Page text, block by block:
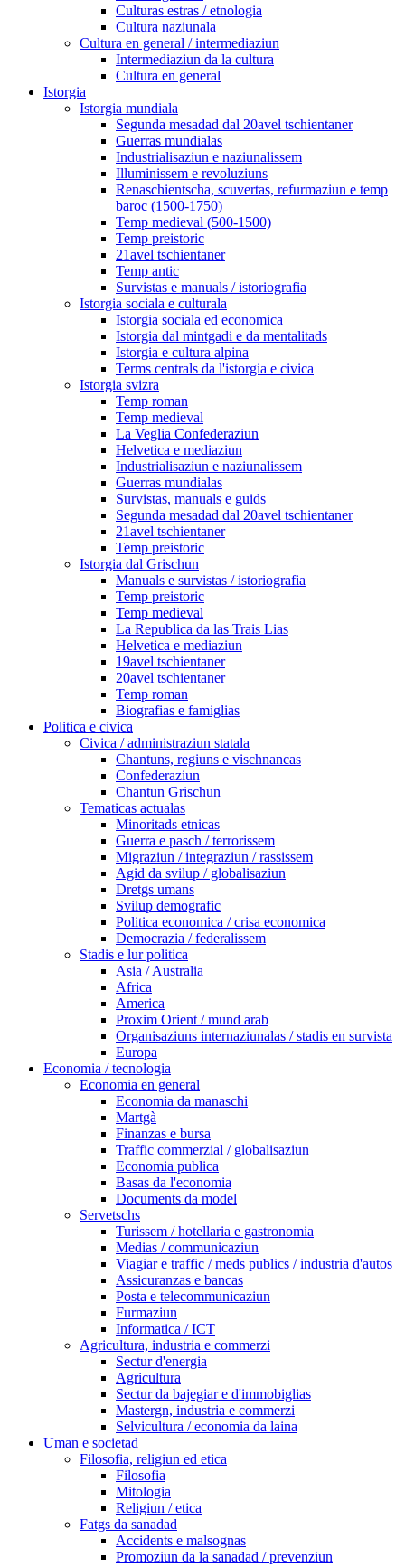
Culturas estras / etnologia
Cultura naziunala
Cultura en general / intermediaziun
Intermediaziun da la cultura
Cultura en general
Istorgia
Istorgia mundiala
Segunda mesadad dal 20avel tschientaner
Guerras mundialas
Industrialisaziun e naziunalissem
Illuminissem e revoluziuns
Renaschientscha, scuvertas, refurmaziun e temp
baroc (1500-1750)
Temp medieval (500-1500)
Temp preistoric
21avel tschientaner
Temp antic
Survistas e manuals / istoriografia
Istorgia sociala e culturala
Istorgia sociala ed economica
Istorgia dal mintgadi e da mentalitads
Istorgia e cultura alpina
Terms centrals da l'istorgia e civica
Istorgia svizra
Temp roman
Temp medieval
La Veglia Confederaziun
Helvetica e mediaziun
Industrialisaziun e naziunalissem
Guerras mundialas
Survistas, manuals e guids
Segunda mesadad dal 20avel tschientaner
21avel tschientaner
Temp preistoric
Istorgia dal Grischun
Manuals e survistas / istoriografia
Temp preistoric
Temp medieval
La Republica da las Trais Lias
Helvetica e mediaziun
19avel tschientaner
20avel tschientaner
Temp roman
Biografias e famiglias
Politica e civica
Civica / administraziun statala
Chantuns, regiuns e vischnancas
Confederaziun
Chantun Grischun
Tematicas actualas
Minoritads etnicas
Guerra e pasch / terrorissem
Migraziun / integraziun / rassissem
Agid da svilup / globalisaziun
Dretgs umans
Svilup demografic
Politica economica / crisa economica
Democrazia / federalissem
Stadis e lur politica
Asia / Australia
Africa
America
Proxim Orient / mund arab
Organisaziuns internaziunalas / stadis en survista
Europa
Economia / tecnologia
Economia en general
Economia da manaschi
Martgà
Finanzas e bursa
Traffic commerzial / globalisaziun
Economia publica
Basas da l'economia
Documents da model
Servetschs
Turissem / hotellaria e gastronomia
Medias / communicaziun
Viagiar e traffic / meds publics / industria d'autos
Assicuranzas e bancas
Posta e telecommunicaziun
Furmaziun
Informatica / ICT
Agricultura, industria e commerzi
Sectur d'energia
Agricultura
Sectur da bajegiar e d'immobiglias
Mastergn, industria e commerzi
Selvicultura / economia da laina
Uman e societad
Filosofia, religiun ed etica
Filosofia
Mitologia
Religiun / etica
Fatgs da sanadad
Accidents e malsognas
Promoziun da la sanadad / prevenziun